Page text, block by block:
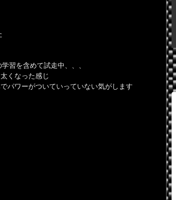
習を含めて試走中、、、
くなった感じ
パワーがついていっていない気がします